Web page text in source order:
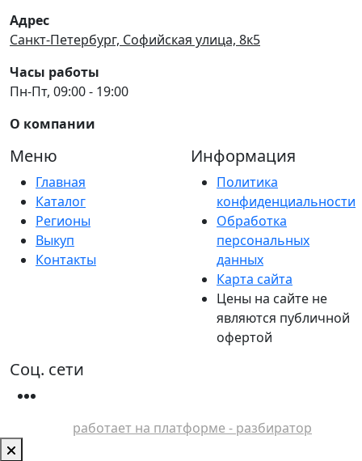
Адрес
Санкт-Петербург, Софийская улица, 8к5
Часы работы
Пн-Пт, 09:00 - 19:00
О компании
Меню
Главная
Каталог
Регионы
Выкуп
Контакты
Информация
Политика
конфиденциальности
Обработка
персональных
данных
Карта сайта
Цены на сайте не
являются публичной
офертой
Соц. сети
работает на платформе - разбиратор